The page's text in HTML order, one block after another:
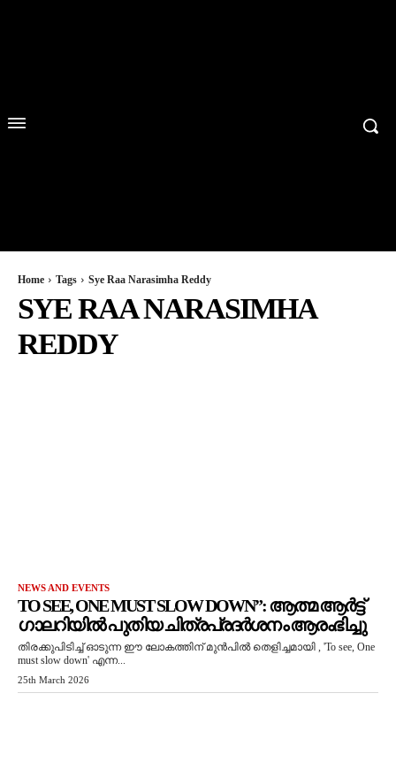
Home Tags Sye Raa Narasimha Reddy
SYE RAA NARASIMHA
REDDY
NEWS AND EVENTS
TO SEE, ONE MUST SLOW DOWN”: ആത്മ ആർട്ട്
ഗാലറിയിൽ പുതിയ ചിത്രപ്രദർശനം ആരംഭിച്ചു
തിരക്കുപിടിച്ച് ഓടുന്ന ഈ ലോകത്തിന് മുൻപിൽ തെളിച്ചമായി , 'To see, One
must slow down' എന്ന...
25th March 2026